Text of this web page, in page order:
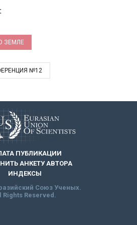
ЗЕМЛЕ
№12
ПУБЛИКАЦИИ
АНКЕТУ АВТОРА
ИНДЕКСЫ
Союз Ученых.
Rights Reserved.